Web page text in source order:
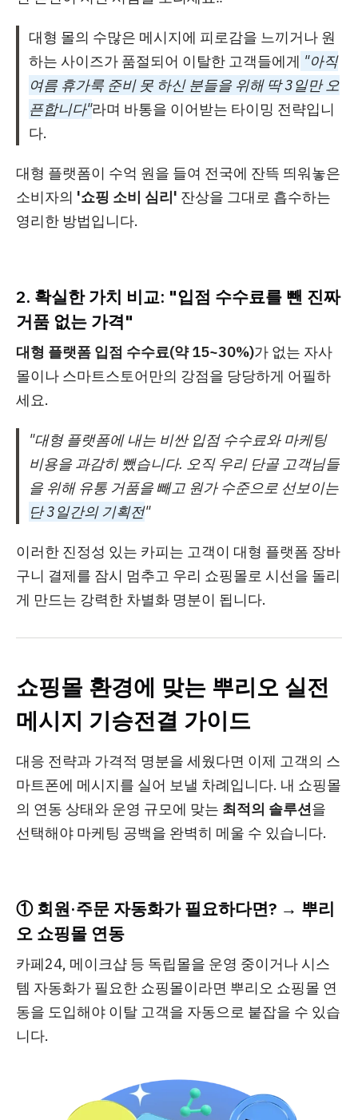
대형 몰의 수많은 메시지에 피로감을 느끼거나 원
하는 사이즈가 품절되어 이탈한 고객들에게 "아직
여름 휴가룩 준비 못 하신 분들을 위해 딱 3일만 오
픈합니다"라며 바통을 이어받는 타이밍 전략입니
다.
대형 플랫폼이 수억 원을 들여 전국에 잔뜩 띄워놓은
소비자의 '쇼핑 소비 심리' 잔상을 그대로 흡수하는
영리한 방법입니다.
2. 확실한 가치 비교: "입점 수수료를 뺀 진짜
거품 없는 가격"
대형 플랫폼 입점 수수료(약 15~30%)가 없는 자사
몰이나 스마트스토어만의 강점을 당당하게 어필하
세요.
"대형 플랫폼에 내는 비싼 입점 수수료와 마케팅
비용을 과감히 뺐습니다. 오직 우리 단골 고객님들
을 위해 유통 거품을 빼고 원가 수준으로 선보이는
단 3일간의 기획전"
이러한 진정성 있는 카피는 고객이 대형 플랫폼 장바
구니 결제를 잠시 멈추고 우리 쇼핑몰로 시선을 돌리
게 만드는 강력한 차별화 명분이 됩니다.
쇼핑몰 환경에 맞는 뿌리오 실전
메시지 기승전결 가이드
대응 전략과 가격적 명분을 세웠다면 이제 고객의 스
마트폰에 메시지를 실어 보낼 차례입니다. 내 쇼핑몰
의 연동 상태와 운영 규모에 맞는 최적의 솔루션을
선택해야 마케팅 공백을 완벽히 메울 수 있습니다.
① 회원·주문 자동화가 필요하다면? → 뿌리
오 쇼핑몰 연동
카페24, 메이크샵 등 독립몰을 운영 중이거나 시스
템 자동화가 필요한 쇼핑몰이라면 뿌리오 쇼핑몰 연
동을 도입해야 이탈 고객을 자동으로 붙잡을 수 있습
니다.